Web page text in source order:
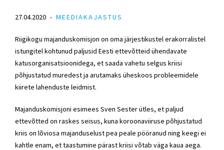
27.04.2020 MEEDIAKAJASTUS
Riigikogu majanduskomisjon on oma järjestikustel erakorralistel
istungitel kohtunud paljusid Eesti ettevõtteid ühendavate
katusorganisatsioonidega, et saada vahetu selgus kriisi
põhjustatud muredest ja arutamaks üheskoos probleemidele
kiirete lahenduste leidmist.
Majanduskomisjoni esimees Sven Sester ütles, et paljud
ettevõtted on raskes seisus, kuna koroonaviiruse põhjustatud
kriis on lõviosa majanduselust pea peale pööranud ning keegi ei
kahtle enam, et taastumine pärast kriisi võtab väga kaua aega.